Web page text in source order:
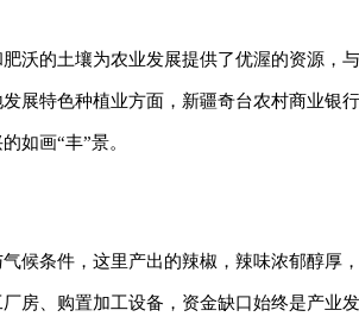
沃的土壤为农业发展提供了优渥的资源，
展特色种植业方面，新疆奇台农村商业银
如画“丰”景。
候条件，这里产出的辣椒，辣味浓郁醇厚
房、购置加工设备，资金缺口始终是产业发